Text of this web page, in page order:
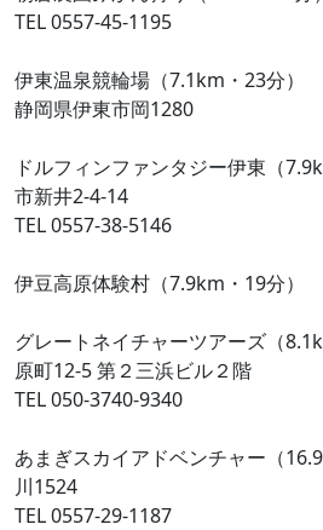
TEL 0557-45-1195
伊東温泉競輪場（7.1km・23分）
静岡県伊東市岡1280
ドルフィンファンタジー伊東（
市新井2-4-14
TEL 0557-38-5146
伊豆高原体験村（7.9km・19分）
グレートネイチャーツアーズ（
原町12-5 第２三浜ビル２階
TEL 050-3740-9340
あまぎスカイアドベンチャー（
川1524
TEL 0557-29-1187